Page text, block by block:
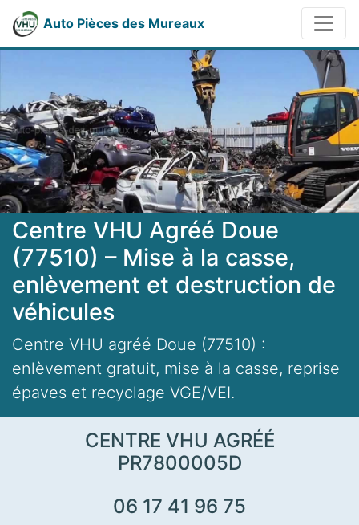
Auto Pièces des Mureaux
Centre VHU Agréé Doue
(77510) – Mise à la casse,
enlèvement et destruction de
véhicules
Centre VHU agréé Doue (77510) :
enlèvement gratuit, mise à la casse, reprise
épaves et recyclage VGE/VEI.
CENTRE VHU AGRÉÉ
PR7800005D
06 17 41 96 75